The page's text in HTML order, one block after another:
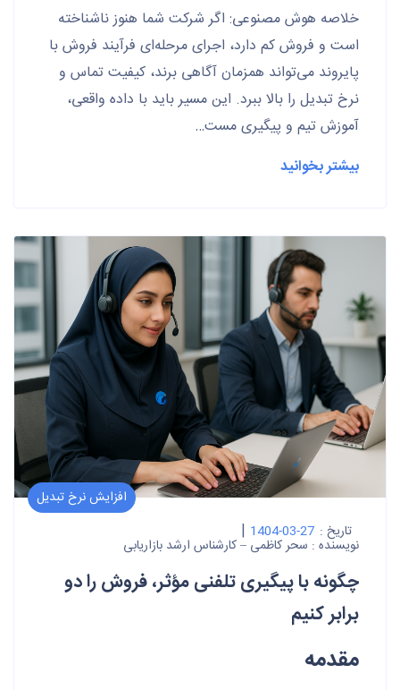
خلاصه هوش مصنوعی: اگر شرکت شما هنوز ناشناخته
است و فروش کم دارد، اجرای مرحله‌ای فرآیند فروش با
پایروند می‌تواند همزمان آگاهی برند، کیفیت تماس و
نرخ تبدیل را بالا ببرد. این مسیر باید با داده واقعی،
آموزش تیم و پیگیری مست…
بیشتر بخوانید
افزایش نرخ تبدیل
تاریخ : 1404-03-27
|
نویسنده : سحر کاظمی – کارشناس ارشد بازاریابی
چگونه با پیگیری تلفنی مؤثر، فروش را دو
برابر کنیم
مقدمه